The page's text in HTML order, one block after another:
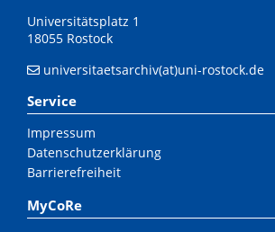
Universitätsplatz 1
18055 Rostock
universitaetsarchiv(at)uni-rostock.de
Service
Impressum
Datenschutzerklärung
Barrierefreiheit
MyCoRe